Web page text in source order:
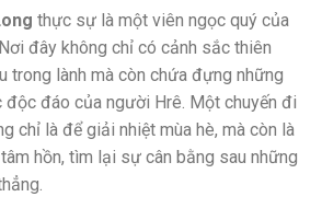
thực sự là một viên ngọc quý của
đây không chỉ có cảnh sắc thiên
trong lành mà còn chứa đựng những
độc đáo của người Hrê. Một chuyến đi
chỉ là để giải nhiệt mùa hè, mà còn là
hồn, tìm lại sự cân bằng sau những